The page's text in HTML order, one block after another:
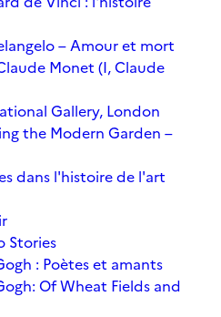
– Amour et mort
Monet (I, Claude
Gallery, London
the Modern Garden –
dans l'histoire de l'art
Stories
: Poètes et amants
Of Wheat Fields and